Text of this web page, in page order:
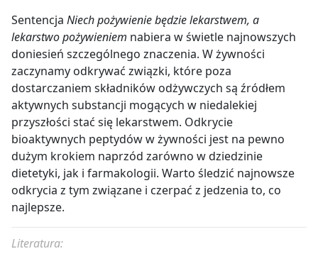
Sentencja Niech pożywienie będzie lekarstwem, a
lekarstwo pożywieniem nabiera w świetle najnowszych
doniesień szczególnego znaczenia. W żywności
zaczynamy odkrywać związki, które poza
dostarczaniem składników odżywczych są źródłem
aktywnych substancji mogących w niedalekiej
przyszłości stać się lekarstwem. Odkrycie
bioaktywnych peptydów w żywności jest na pewno
dużym krokiem naprzód zarówno w dziedzinie
dietetyki, jak i farmakologii. Warto śledzić najnowsze
odkrycia z tym związane i czerpać z jedzenia to, co
najlepsze.
Literatura: